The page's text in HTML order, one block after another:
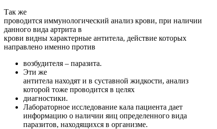
Так же
проводится иммунологический анализ крови, при наличии
данного вида артрита в
крови видны характерные антитела, действие которых
направлено именно против
возбудителя – паразита.
Эти же
антитела находят и в суставной жидкости, анализ
которой тоже проводится в целях
диагностики.
Лабораторное исследование кала пациента дает
информацию о наличии яиц определенного вида
паразитов, находящихся в организме.